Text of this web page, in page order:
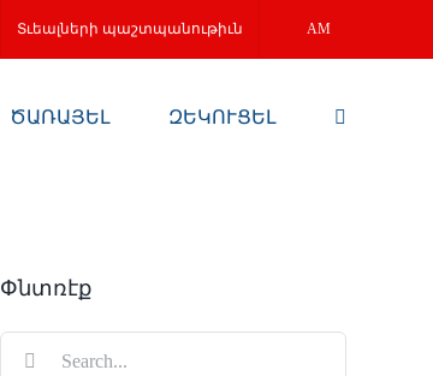
Տւեալների պաշտպանութիւն AM
ԾԱՌԱՅԵԼ ԶԵԿՈՒՑԵԼ
Փնտռէք